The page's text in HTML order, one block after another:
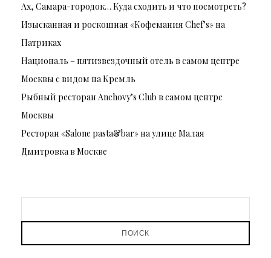
Ах, Самара-городок… Куда сходить и что посмотреть?
Изысканная и роскошная «Кофемания Chef’s» на
Патриках
Националь – пятизвездочный отель в самом центре
Москвы с видом на Кремль
Рыбный ресторан Anchovy’s Club в самом центре
Москвы
Ресторан «Salone pasta&bar» на улице Малая
Дмитровка в Москве
ПОИСК